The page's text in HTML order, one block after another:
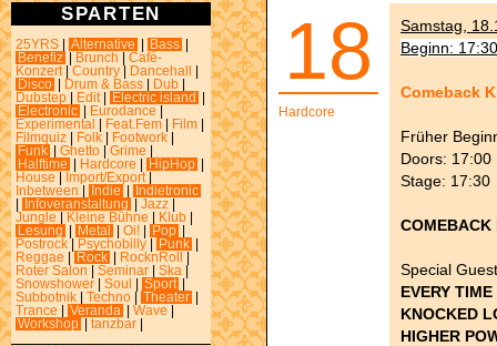
SPARTEN
25YRS Alternative Bass
Benefiz
Brunch
Café-
Konzert
Country Dancehall
Disco
Drum & Bass Dub
Dubstep
Edit Electric island
Electronic
Eurodance
Experimental
Feat.Fem Film
Filmquiz
Folk Footwork
Funk
Ghetto Grime
Halftime
Hardcore HipHop
House
Import/Export
Inbetween
Indie
Indietronic
Infoveranstaltung Jazz
Jungle
Kleine Bühne Klub
Lesung
Metal Oi! Pop
Postrock
Psychobilly Punk
Reggae
Rock RocknRoll
Roter Salon
Seminar Ska
Snowshower
Soul Sport
Subbotnik
Techno Theater
Trance
Veranda Wave
Workshop
tanzbar
18
Hardcore
Samstag,
Beginn:
Comeback
Früher
Doors: 17:00
Stage: 17:30
COMEBACK
Special
EVERY TIME
KNOCKED
HIGHER